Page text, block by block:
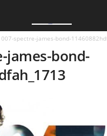
007-spectre-james-bond-
james-bond-